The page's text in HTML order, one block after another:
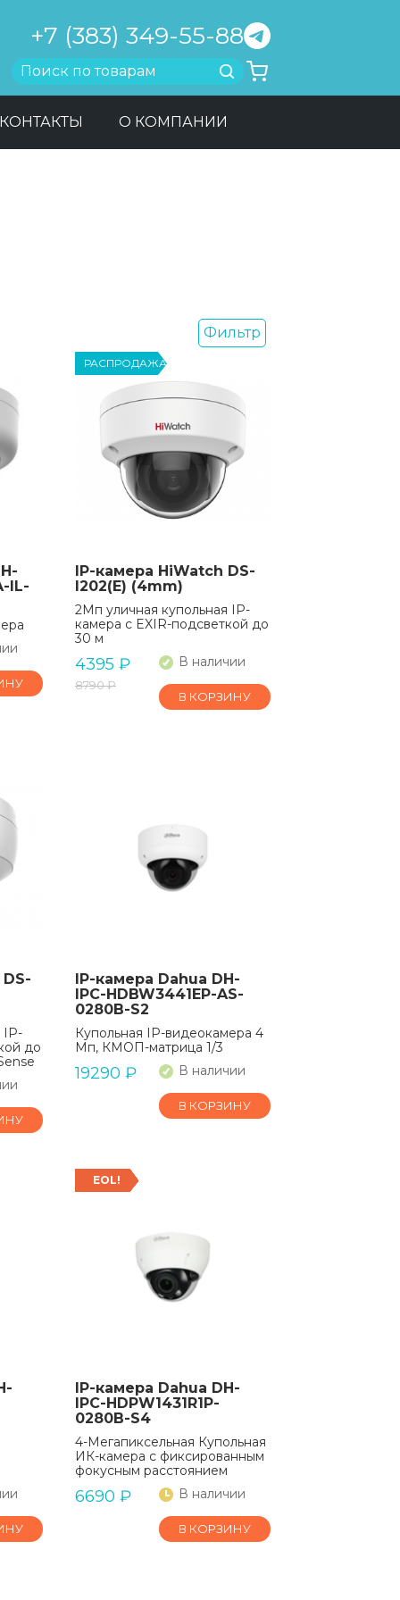
+7 (383) 349-55-88
Найти
КОНТАКТЫ О КОМПАНИИ
Фильтр
IL-
РАСПРОДАЖА
IP-камера HiWatch DS-
I202(E) (4mm)
2Мп уличная купольная IP-
камера с EXIR-подсветкой до
30 м
4395 ₽
8790₽
В наличии
В КОРЗИНУ
IP-
до
IP-камера Dahua DH-
IPC-HDBW3441EP-AS-
0280B-S2
Купольная IP-видеокамера 4
Мп, КМОП-матрица 1/3
19290 ₽ В наличии
В КОРЗИНУ
EOL!
IP-камера Dahua DH-
IPC-HDPW1431R1P-
0280B-S4
4-Мегапиксельная Купольная
ИК-камера с фиксированным
фокусным расстоянием
6690 ₽ В наличии
В КОРЗИНУ